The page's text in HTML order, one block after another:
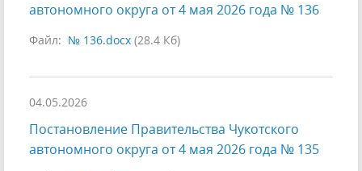
автономного округа от 4 мая 2026 года № 136
Файл: № 136.docx (28.4 Кб)
04.05.2026
Постановление Правительства Чукотского
автономного округа от 4 мая 2026 года № 135